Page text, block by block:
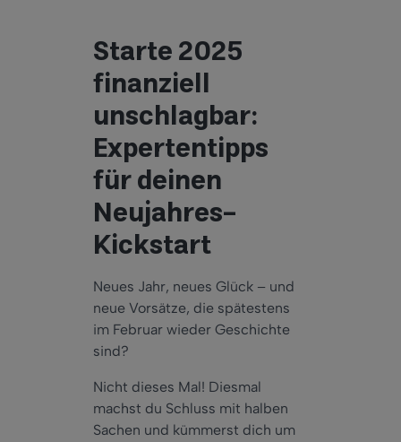
Starte 2025
finanziell
unschlagbar:
Expertentipps
für deinen
Neujahres-
Kickstart
Neues Jahr, neues Glück – und
neue Vorsätze, die spätestens
im Februar wieder Geschichte
sind?
Nicht dieses Mal! Diesmal
machst du Schluss mit halben
Sachen und kümmerst dich um